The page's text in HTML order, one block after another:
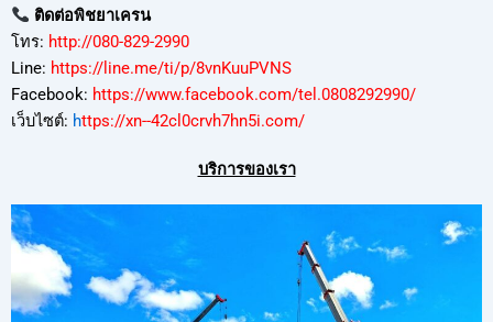
ติดต่อพิชยาเครน
โทร: http://080-829-2990
Line: https://line.me/ti/p/8vnKuuPVNS
Facebook: https://www.facebook.com/tel.0808292990/
เว็บไซต์: https://xn--42cl0crvh7hn5i.com/
บริการของเรา